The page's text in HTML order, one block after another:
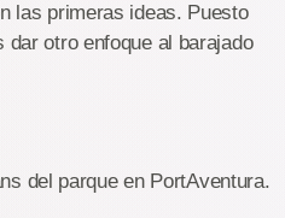
las primeras ideas. Puesto
otro enfoque al barajado
del parque en PortAventura.